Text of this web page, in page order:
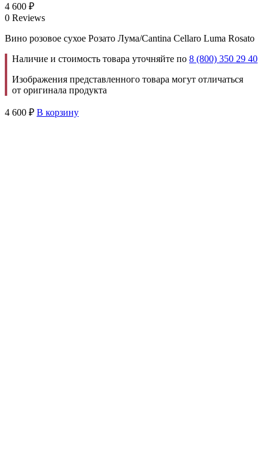
4 600 ₽
0 Reviews
Вино розовое сухое Розато Лума/Cantina Cellaro Luma Rosato
Наличие и стоимость товара уточняйте по 8 (800) 350 29 40
Изображения представленного товара могут отличаться
от оригинала продукта
4 600 ₽ В корзину